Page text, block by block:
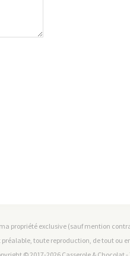
propriété exclusive (sauf mention
toute reproduction, de tout ou